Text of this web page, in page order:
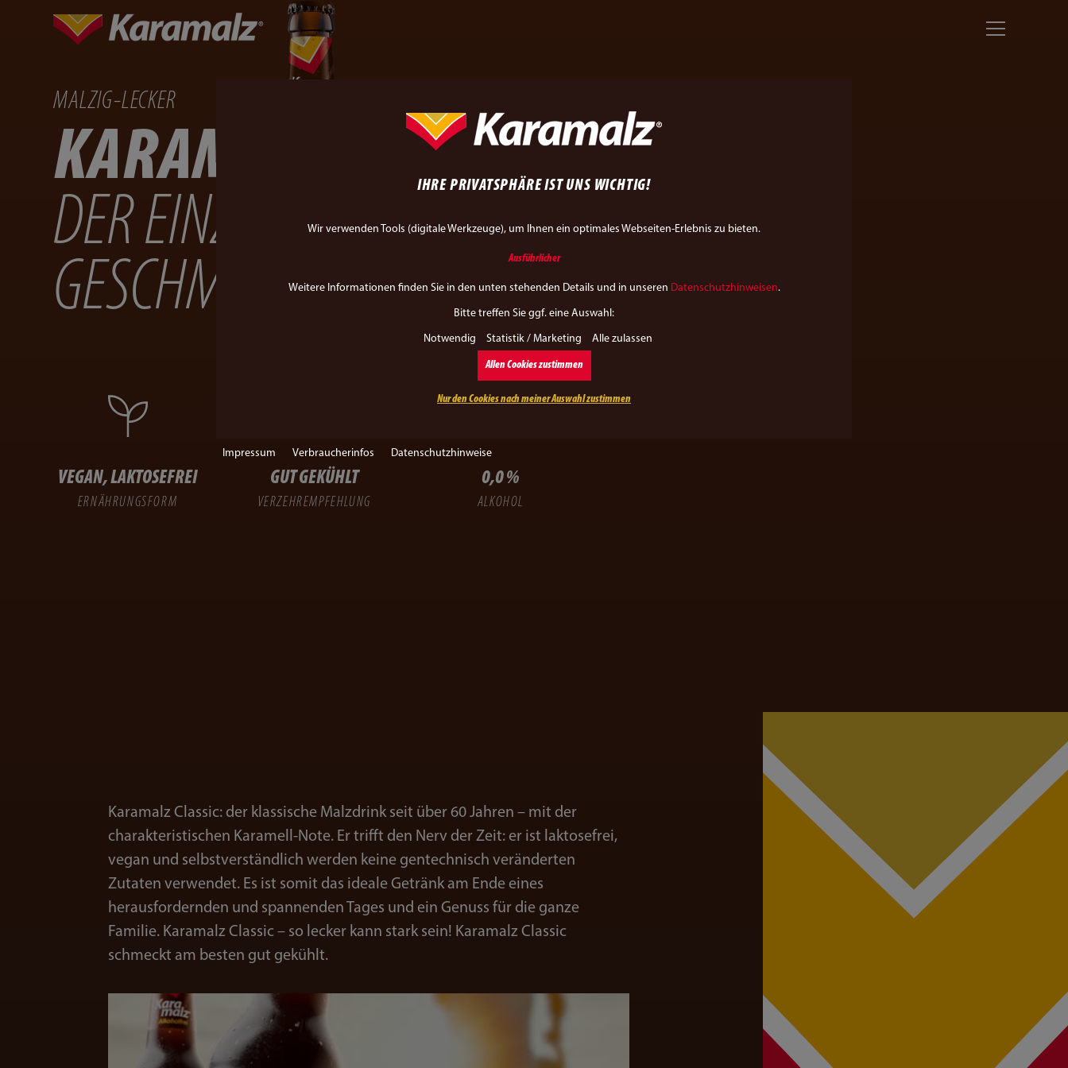
IHRE PRIVATSPHÄRE IST UNS WICHTIG!
Wir verwenden Tools (digitale Werkzeuge), um Ihnen ein optimales Webseiten-Erlebnis zu bieten.
Ausführlicher
Weitere Informationen finden Sie in den unten stehenden Details und in unseren Datenschutzhinweisen.
Bitte treffen Sie ggf. eine Auswahl:
Notwendig Statistik / Marketing Alle zulassen
Allen Cookies zustimmen
Nur den Cookies nach meiner Auswahl zustimmen
Impressum Verbraucherinfos Datenschutzhinweise
MALZIG-LECKER
KARAMALZ CLASSIC
DER EINZIGARTIGE
GESCHMACK
VEGAN, LAKTOSEFREI
ERNÄHRUNGSFORM
GUT GEKÜHLT
VERZEHREMPFEHLUNG
0,0 %
ALKOHOL
Karamalz Classic: der klassische Malzdrink seit über 60 Jahren – mit der
charakteristischen Karamell-Note. Er trifft den Nerv der Zeit: er ist laktosefrei,
vegan und selbstverständlich werden keine gentechnisch veränderten
Zutaten verwendet. Es ist somit das ideale Getränk am Ende eines
herausfordernden und spannenden Tages und ein Genuss für die ganze
Familie. Karamalz Classic – so lecker kann stark sein! Karamalz Classic
schmeckt am besten gut gekühlt.